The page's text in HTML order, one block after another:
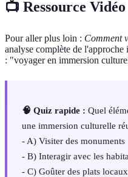
📺 Ressource Vidéo
Pour aller plus loin : Comment
analyse complète de
: "voyager en immersion
🧠 Quiz rapide : Quel
une immersion culturelle
- A) Visiter des monuments
- B) Interagir avec les
- C) Goûter des plats locaux